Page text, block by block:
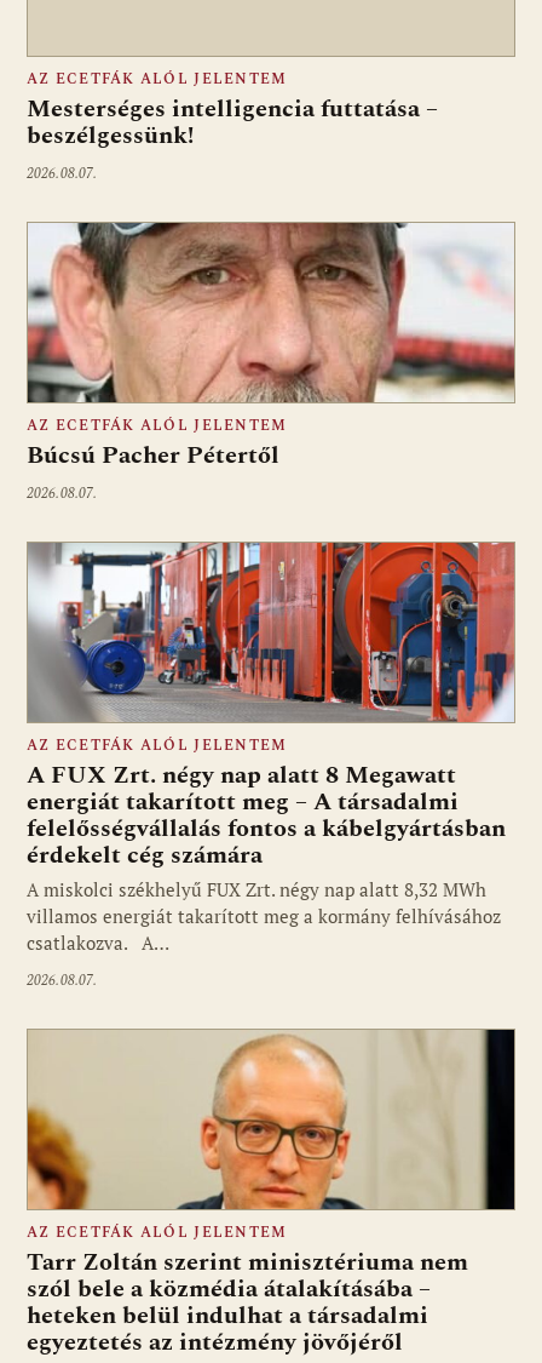
AZ ECETFÁK ALÓL JELENTEM
Mesterséges intelligencia futtatása –
beszélgessünk!
2026.08.07.
AZ ECETFÁK ALÓL JELENTEM
Búcsú Pacher Pétertől
2026.08.07.
AZ ECETFÁK ALÓL JELENTEM
A FUX Zrt. négy nap alatt 8 Megawatt
energiát takarított meg – A társadalmi
felelősségvállalás fontos a kábelgyártásban
érdekelt cég számára
A miskolci székhelyű FUX Zrt. négy nap alatt 8,32 MWh
villamos energiát takarított meg a kormány felhívásához
csatlakozva. A…
2026.08.07.
Fotó: media1.hu
AZ ECETFÁK ALÓL JELENTEM
Tarr Zoltán szerint minisztériuma nem
szól bele a közmédia átalakításába –
heteken belül indulhat a társadalmi
egyeztetés az intézmény jövőjéről